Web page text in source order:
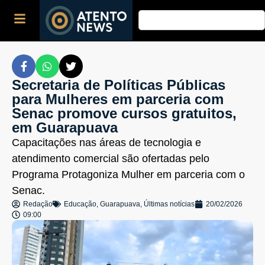
Secretaria de Políticas Públicas
para Mulheres em parceria com
Senac promove cursos gratuitos,
em Guarapuava
Capacitações nas áreas de tecnologia e
atendimento comercial são ofertadas pelo
Programa Protagoniza Mulher em parceria com o
Senac.
Redação Educação, Guarapuava, Últimas notícias
20/02/2026
09:00